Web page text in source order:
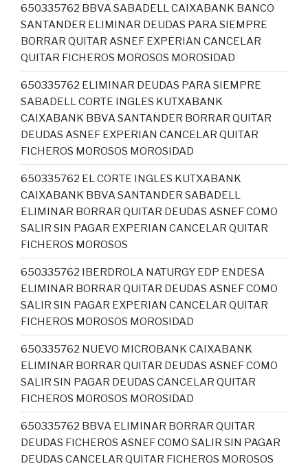
650335762 BBVA SABADELL CAIXABANK BANCO
SANTANDER ELIMINAR DEUDAS PARA SIEMPRE
BORRAR QUITAR ASNEF EXPERIAN CANCELAR
QUITAR FICHEROS MOROSOS MOROSIDAD
650335762 ELIMINAR DEUDAS PARA SIEMPRE
SABADELL CORTE INGLES KUTXABANK
CAIXABANK BBVA SANTANDER BORRAR QUITAR
DEUDAS ASNEF EXPERIAN CANCELAR QUITAR
FICHEROS MOROSOS MOROSIDAD
650335762 EL CORTE INGLES KUTXABANK
CAIXABANK BBVA SANTANDER SABADELL
ELIMINAR BORRAR QUITAR DEUDAS ASNEF COMO
SALIR SIN PAGAR EXPERIAN CANCELAR QUITAR
FICHEROS MOROSOS
650335762 IBERDROLA NATURGY EDP ENDESA
ELIMINAR BORRAR QUITAR DEUDAS ASNEF COMO
SALIR SIN PAGAR EXPERIAN CANCELAR QUITAR
FICHEROS MOROSOS MOROSIDAD
650335762 NUEVO MICROBANK CAIXABANK
ELIMINAR BORRAR QUITAR DEUDAS ASNEF COMO
SALIR SIN PAGAR DEUDAS CANCELAR QUITAR
FICHEROS MOROSOS MOROSIDAD
650335762 BBVA ELIMINAR BORRAR QUITAR
DEUDAS FICHEROS ASNEF COMO SALIR SIN PAGAR
DEUDAS CANCELAR QUITAR FICHEROS MOROSOS